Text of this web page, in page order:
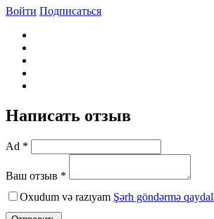
Войти Подписаться
Написать отзыв
Ad *
Ваш отзыв *
Oxudum və razıyam Şərh göndərmə